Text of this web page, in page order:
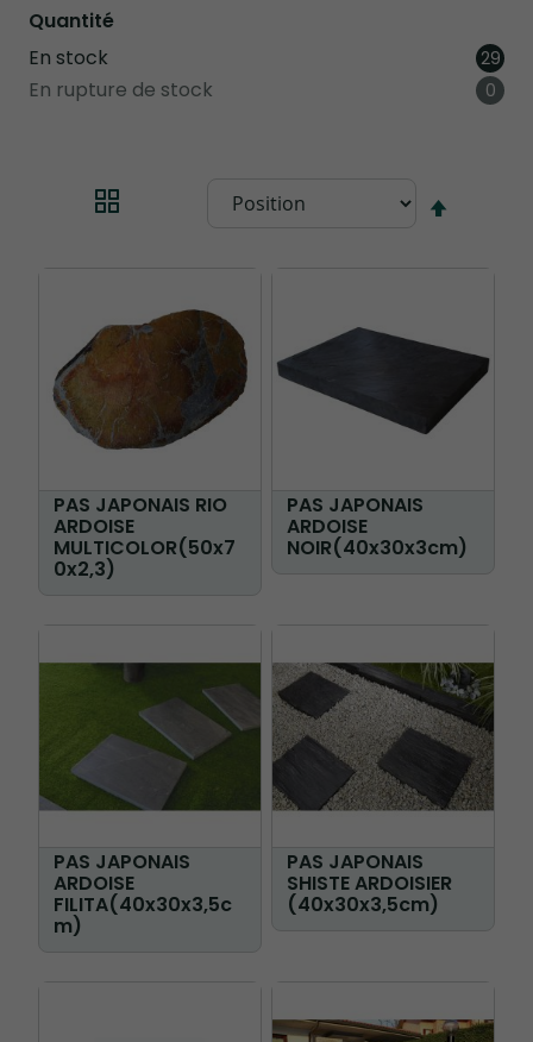
PAS JAPONAIS RIO
ARDOISE
MULTICOLOR(50x7
0x2,3)
PAS JAPONAIS
ARDOISE
NOIR(40x30x3cm)
PAS JAPONAIS
ARDOISE
FILITA(40x30x3,5c
m)
PAS JAPONAIS
SHISTE ARDOISIER
(40x30x3,5cm)
Quantité
En stock
29
En rupture de stock 0